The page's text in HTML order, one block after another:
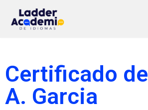
Saltar
Certificado de
A. Garcia